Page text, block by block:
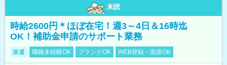
未読
時給2600円＊ほぼ在宅！週3～4日＆16時迄
OK！補助金申請のサポート業務
派遣 職種未経験OK ブランクOK WEB登録・面接OK